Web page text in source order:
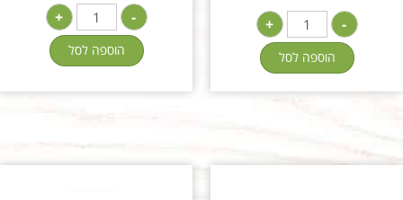
-
+
הוספה לסל
-
+
הוספה לסל